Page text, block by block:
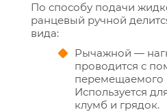
По способу подачи
ранцевый ручной
вида:
Рычажной —
проводится с
перемещаемого
Используется
клумб и грядок.